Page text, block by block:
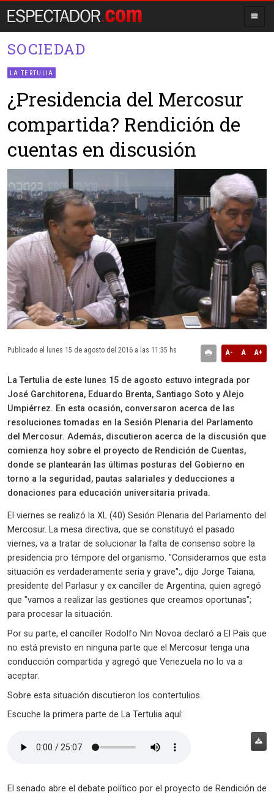
SOCIEDAD
LA TERTULIA
¿Presidencia del Mercosur
compartida? Rendición de
cuentas en discusión
A- A A+
Publicado el lunes 15 de agosto del 2016 a las 11:35 hs
La Tertulia de este lunes 15 de agosto estuvo integrada por
José Garchitorena, Eduardo Brenta, Santiago Soto y Alejo
Umpiérrez. En esta ocasión, conversaron acerca de las
resoluciones tomadas en la Sesión Plenaria del Parlamento
del Mercosur. Además, discutieron acerca de la discusión que
comienza hoy sobre el proyecto de Rendición de Cuentas,
donde se plantearán las últimas posturas del Gobierno en
torno a la seguridad, pautas salariales y deducciones a
donaciones para educación universitaria privada.
El viernes se realizó la XL (40) Sesión Plenaria del Parlamento del
Mercosur. La mesa directiva, que se constituyó el pasado
viernes, va a tratar de solucionar la falta de consenso sobre la
presidencia pro témpore del organismo. "Consideramos que esta
situación es verdaderamente seria y grave";, dijo Jorge Taiana,
presidente del Parlasur y ex canciller de Argentina, quien agregó
que "vamos a realizar las gestiones que creamos oportunas";
para procesar la situación.
Por su parte, el canciller Rodolfo Nin Novoa declaró a El País que
no está previsto en ninguna parte que el Mercosur tenga una
conducción compartida y agregó que Venezuela no lo va a
aceptar.
Sobre esta situación discutieron los contertulios.
Escuche la primera parte de La Tertulia aquí:
El senado abre el debate político por el proyecto de Rendición de